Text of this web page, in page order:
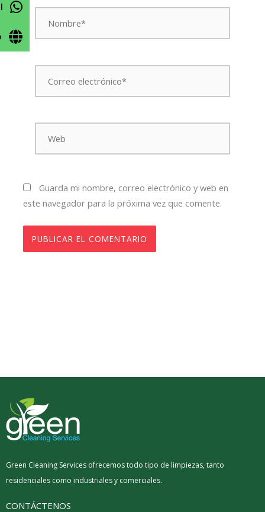
Nombre*
Correo
electrónico*
Web
Guarda mi nombre, correo electrónico y web en
este navegador para la próxima vez que comente.
Green Cleaning Services ofrecemos todo tipo de limpiezas, tanto
residenciales como industriales y comerciales.
CONTÁCTENOS